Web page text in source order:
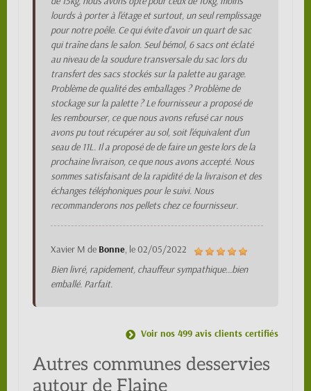
lourds à porter à l'étage et surtout, un seul remplissage
pour notre poêle. Ce qui évite d'avoir un quart de sac
qui traîne dans le salon. Seul bémol, 6 sacs ont éclaté
au niveau de la soudure transversale du sac lors du
transfert des sacs stockés sur la palette au garage.
Problème de qualité des emballages ? Problème de
stockage sur la palette ? Le fournisseur a proposé de
les rembourser, ce que nous avons refusé car nous
avons pu tout récupérer au sol, soit l'équivalent d'un
seau de 11L. Il a proposé de de faire un geste lors de la
prochaine livraison, ce que nous avons accepté. Nous
sommes satisfaisant de la rapidité de la livraison et des
échanges téléphoniques pour le suivi. Nous
recommanderons nos pellets chez ce fournisseur.
Xavier M de Bonne, le02/05/2022
Bien livré, rapidement, chauffeur sympathique...bien
emballé. Parfait.
Voir nos 499 avis clients certifiés
Autres communes desservies
autour de Flaine